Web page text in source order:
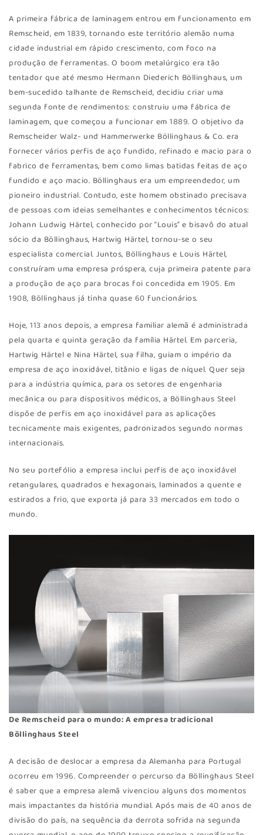
A primeira fábrica de laminagem entrou em funcionamento em
Remscheid, em 1839, tornando este território alemão numa
cidade industrial em rápido crescimento, com foco na
produção de ferramentas. O boom metalúrgico era tão
tentador que até mesmo Hermann Diederich Böllinghaus, um
bem-sucedido talhante de Remscheid, decidiu criar uma
segunda fonte de rendimentos: construiu uma fábrica de
laminagem, que começou a funcionar em 1889. O objetivo da
Remscheider Walz- und Hammerwerke Böllinghaus & Co. era
fornecer vários perfis de aço fundido, refinado e macio para o
fabrico de ferramentas, bem como limas batidas feitas de aço
fundido e aço macio. Böllinghaus era um empreendedor, um
pioneiro industrial. Contudo, este homem obstinado precisava
de pessoas com ideias semelhantes e conhecimentos técnicos:
Johann Ludwig Härtel, conhecido por “Louis” e bisavô do atual
sócio da Böllinghaus, Hartwig Härtel, tornou-se o seu
especialista comercial. Juntos, Böllinghaus e Louis Härtel,
construíram uma empresa próspera, cuja primeira patente para
a produção de aço para brocas foi concedida em 1905. Em
1908, Böllinghaus já tinha quase 60 funcionários.
Hoje, 113 anos depois, a empresa familiar alemã é administrada
pela quarta e quinta geração da família Härtel. Em parceria,
Hartwig Härtel e Nina Härtel, sua filha, guiam o império da
empresa de aço inoxidável, titânio e ligas de níquel. Quer seja
para a indústria química, para os setores de engenharia
mecânica ou para dispositivos médicos, a Böllinghaus Steel
dispõe de perfis em aço inoxidável para as aplicações
tecnicamente mais exigentes, padronizados segundo normas
internacionais.
No seu portefólio a empresa inclui perfis de aço inoxidável
retangulares, quadrados e hexagonais, laminados a quente e
estirados a frio, que exporta já para 33 mercados em todo o
mundo.
De Remscheid para o mundo: A empresa tradicional
Böllinghaus Steel
A decisão de deslocar a empresa da Alemanha para Portugal
ocorreu em 1996. Compreender o percurso da Böllinghaus Steel
é saber que a empresa alemã vivenciou alguns dos momentos
mais impactantes da história mundial. Após mais de 40 anos de
divisão do país, na sequência da derrota sofrida na segunda